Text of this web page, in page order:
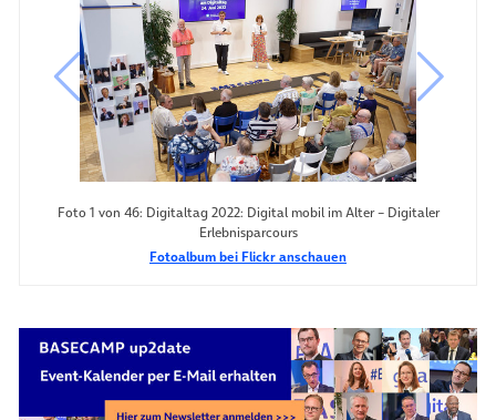
Foto 1 von 46: Digitaltag 2022: Digital mobil im Alter – Digitaler
Erlebnisparcours
vorheriges Bild
Fotoalbum bei Flickr anschauen